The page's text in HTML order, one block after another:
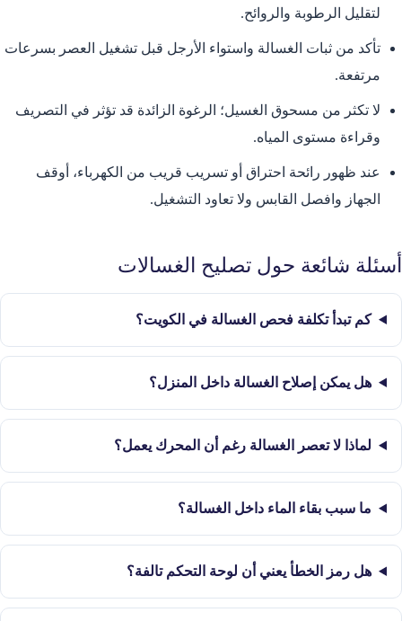
لتقليل الرطوبة والروائح.
تأكد من ثبات الغسالة واستواء الأرجل قبل تشغيل العصر بسرعات
مرتفعة.
لا تكثر من مسحوق الغسيل؛ الرغوة الزائدة قد تؤثر في التصريف
وقراءة مستوى المياه.
عند ظهور رائحة احتراق أو تسريب قريب من الكهرباء، أوقف
الجهاز وافصل القابس ولا تعاود التشغيل.
أسئلة شائعة حول تصليح الغسالات
كم تبدأ تكلفة فحص الغسالة في الكويت؟
هل يمكن إصلاح الغسالة داخل المنزل؟
لماذا لا تعصر الغسالة رغم أن المحرك يعمل؟
ما سبب بقاء الماء داخل الغسالة؟
هل رمز الخطأ يعني أن لوحة التحكم تالفة؟